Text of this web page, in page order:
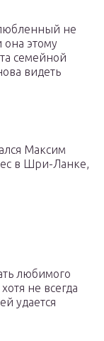
не
этому
семейной
видеть
Максим
в Шри-Ланке,
любимого
не всегда
удается